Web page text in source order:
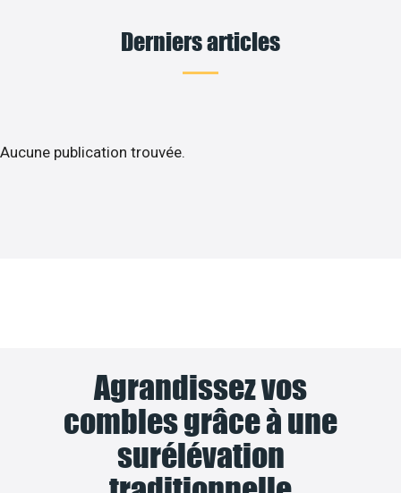
Derniers articles
Aucune publication trouvée.
Agrandissez vos
combles grâce à une
surélévation